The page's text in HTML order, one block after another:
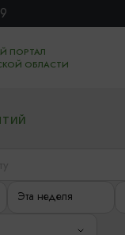
ПОРТАЛ
ОБЛАСТИ
Эта неделя